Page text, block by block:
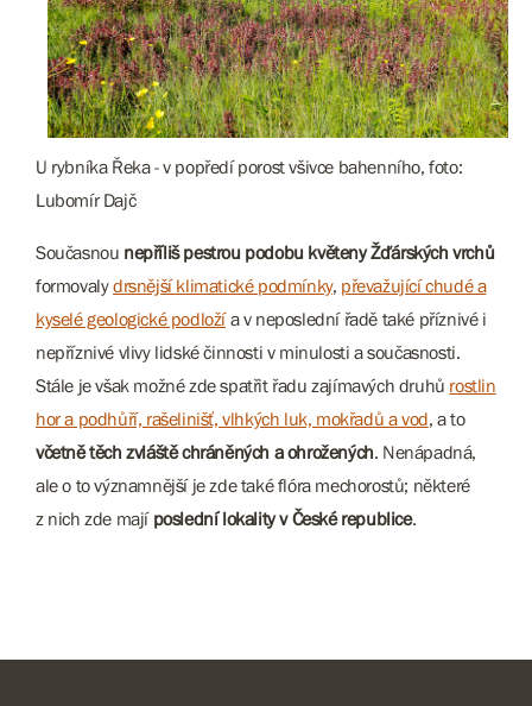
U rybníka Řeka - v popředí porost všivce bahenního, foto:
Lubomír Dajč
Současnou nepříliš pestrou podobu květeny Žďárských vrchů
formovalydrsnější klimatické podmínky, převažující chudé a
kyselé geologické podložía v neposlední řadě také příznivé i
nepříznivé vlivy lidské činnosti v minulosti a současnosti.
Stále je však možné zde spatřit řadu zajímavých druhů rostlin
hor a podhůří, rašelinišť, vlhkých luk, mokřadů a vod, a to
včetně těch zvláště chráněných a ohrožených. Nenápadná,
ale o to významnější je zde také flóra mechorostů; některé
z nich zde mají poslední lokality v České republice.